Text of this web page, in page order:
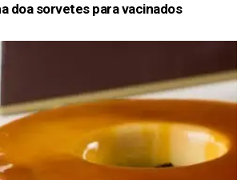
doa sorvetes para vacinados